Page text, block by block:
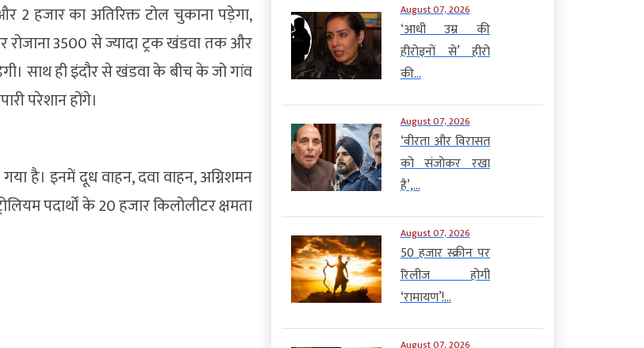
हजार का अतिरिक्त टोल चुकाना पड़ेगा,
रोजाना 3500 से ज्यादा ट्रक खंडवा तक और
साथ ही इंदौर से खंडवा के बीच के जो गांव
परेशान होंगे।
है। इनमें दूध वाहन, दवा वाहन, अग्निशमन
पदार्थों के 20 हजार किलोलीटर क्षमता
August 07, 2026
‘आधी उम्र की
हीरोइनों से’ हीरो
की...
August 07, 2026
‘वीरता और विरासत
को संजोकर रखा
है’,...
August 07, 2026
50 हजार स्क्रीन पर
रिलीज होगी
‘रामायण’!...
August 07, 2026